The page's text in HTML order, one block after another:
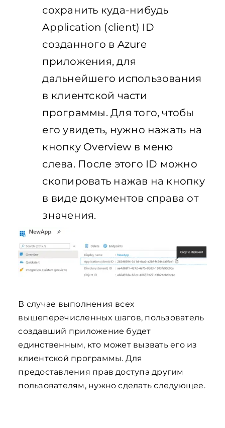
сохранить куда-нибудь
Application (сlient) ID
созданного в Azure
приложения, для
дальнейшего использования
в клиентской части
программы. Для того, чтобы
его увидеть, нужно нажать на
кнопку Overview в меню
слева. После этого ID можно
скопировать нажав на кнопку
в виде документов справа от
значения.
В случае выполнения всех
вышеперечисленных шагов, пользователь
создавший приложение будет
единственным, кто может вызвать его из
клиентской программы. Для
предоставления прав доступа другим
пользователям, нужно сделать следующее.